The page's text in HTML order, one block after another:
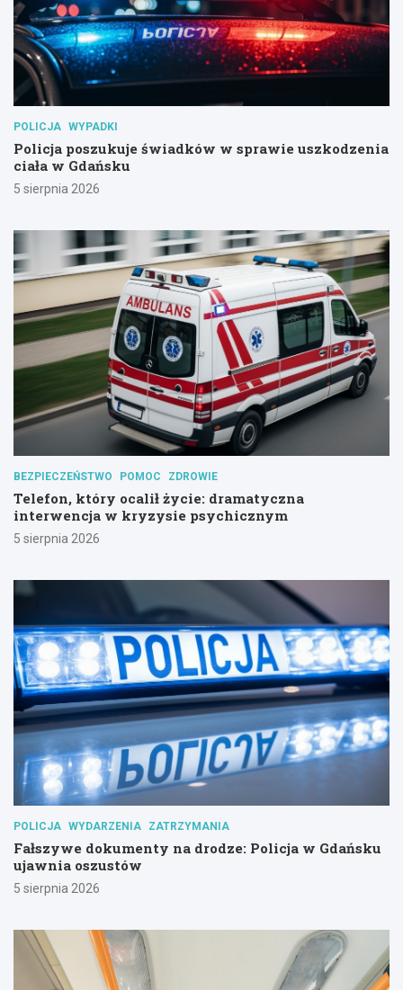
POLICJA WYPADKI
Policja poszukuje świadków w sprawie uszkodzenia
ciała w Gdańsku
5 sierpnia 2026
BEZPIECZEŃSTWO POMOC ZDROWIE
Telefon, który ocalił życie: dramatyczna
interwencja w kryzysie psychicznym
5 sierpnia 2026
POLICJA WYDARZENIA ZATRZYMANIA
Fałszywe dokumenty na drodze: Policja w Gdańsku
ujawnia oszustów
5 sierpnia 2026